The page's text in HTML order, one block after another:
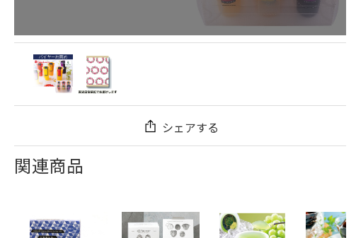
シェアする
関連商品